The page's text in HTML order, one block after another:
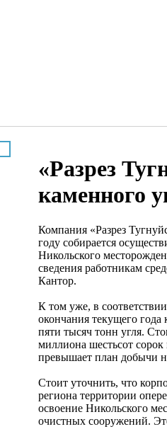
«Разрез
каменного
Компания «Разрез
году собирается
Никольского
сведения работникам
Кантор.
К том уже, в
окончания текущего
пяти тысяч тонн угля.
миллиона шестьсот
превышает план добычи
Стоит уточнить, что
региона территории
освоение Никольского
очистных сооружений.